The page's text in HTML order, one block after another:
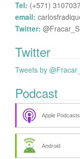
Tel: (+571)
email:
Twitter:
Twitter
Tweets by
Podcast
Apple Podcasts
Android